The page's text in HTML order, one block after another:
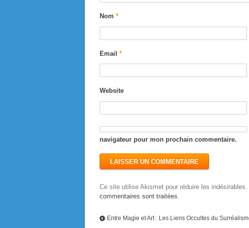
Nom *
Email *
Website
navigateur pour mon prochain commentaire.
Ce site utilise Akismet pour réduire les indésirables.
commentaires sont traitées.
Entre Magie et Art : Les Liens Occultes du